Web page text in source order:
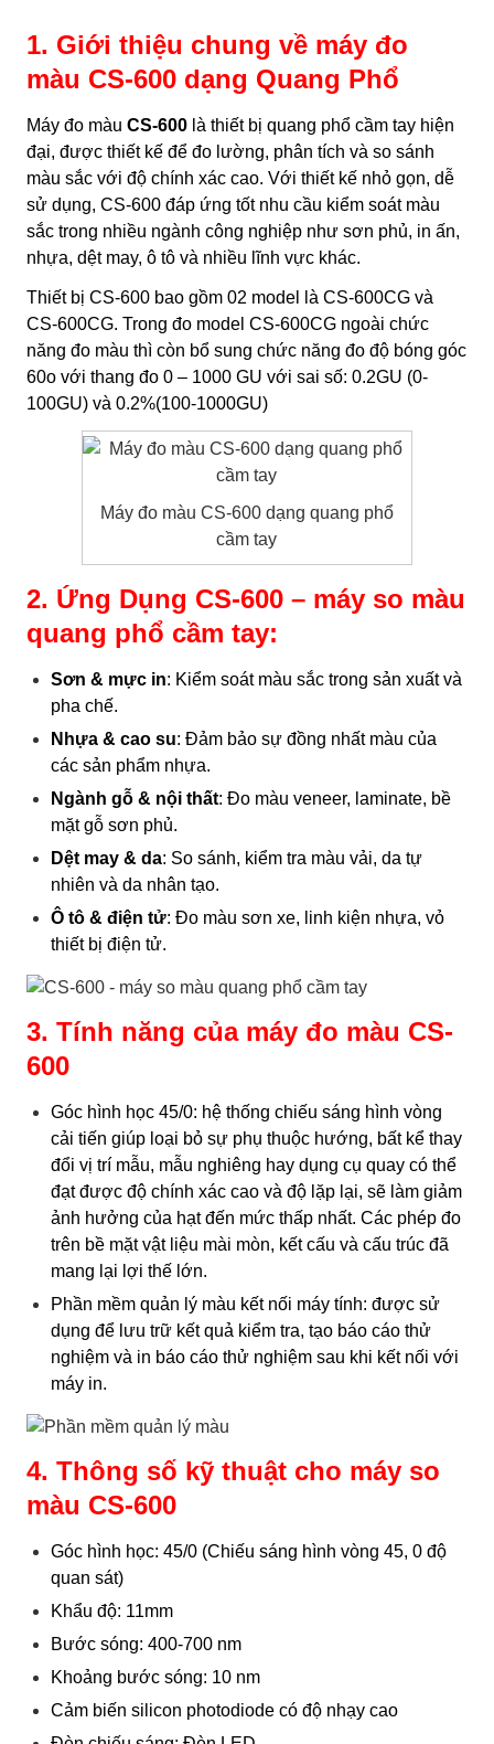
k
n
1. Giới thiệu chung về máy đo
màu CS-600 dạng Quang Phổ
Máy đo màuCS-600 là thiết bị quang phổ cầm tay hiện
đại, được thiết kế để đo lường, phân tích và so sánh
màu sắc với độ chính xác cao. Với thiết kế nhỏ gọn, dễ
sử dụng, CS-600 đáp ứng tốt nhu cầu kiểm soát màu
sắc trong nhiều ngành công nghiệp như sơn phủ, in ấn,
nhựa, dệt may, ô tô và nhiều lĩnh vực khác.
Thiết bị CS-600 bao gồm 02 model là CS-600CG và
CS-600CG. Trong đo model CS-600CG ngoài chức
năng đo màu thì còn bổ sung chức năng đo độ bóng góc
60o với thang đo 0 – 1000 GU với sai số: 0.2GU (0-
100GU) và 0.2%(100-1000GU)
Máy đo màu CS-600 dạng quang phổ
cầm tay
2. Ứng Dụng CS-600 – máy so màu
quang phổ cầm tay:
Sơn & mực in: Kiểm soát màu sắc trong sản xuất và
pha chế.
Nhựa & cao su: Đảm bảo sự đồng nhất màu của
các sản phẩm nhựa.
Ngành gỗ & nội thất: Đo màu veneer, laminate, bề
mặt gỗ sơn phủ.
Dệt may & da: So sánh, kiểm tra màu vải, da tự
nhiên và da nhân tạo.
Ô tô & điện tử: Đo màu sơn xe, linh kiện nhựa, vỏ
thiết bị điện tử.
3. Tính năng của máy đo màu CS-
600
Góc hình học 45/0: hệ thống chiếu sáng hình vòng
cải tiến giúp loại bỏ sự phụ thuộc hướng, bất kể thay
đổi vị trí mẫu, mẫu nghiêng hay dụng cụ quay có thể
đạt được độ chính xác cao và độ lặp lại, sẽ làm giảm
ảnh hưởng của hạt đến mức thấp nhất. Các phép đo
trên bề mặt vật liệu mài mòn, kết cấu và cấu trúc đã
mang lại lợi thế lớn.
Phần mềm quản lý màu kết nối máy tính: được sử
dụng để lưu trữ kết quả kiểm tra, tạo báo cáo thử
nghiệm và in báo cáo thử nghiệm sau khi kết nối với
máy in.
4. Thông số kỹ thuật cho máy so
màu CS-600
Góc hình học: 45/0 (Chiếu sáng hình vòng 45, 0 độ
quan sát)
Khẩu độ: 11mm
Bước sóng: 400-700 nm
Khoảng bước sóng: 10 nm
Cảm biến silicon photodiode có độ nhạy cao